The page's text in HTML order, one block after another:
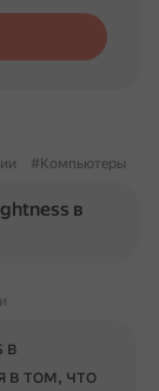
#Компьютеры
в
в
в том, что